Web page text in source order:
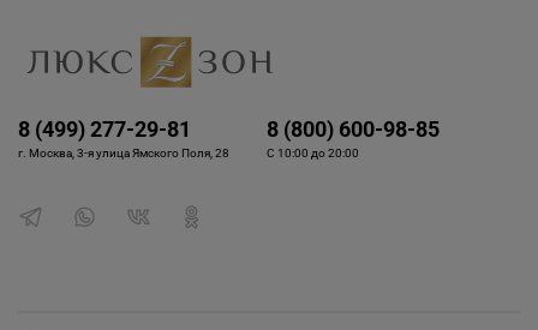
8 (499) 277-29-81
г. Москва, 3-я улица Ямского Поля, 28
8 (800) 600-98-85
С 10:00 до 20:00